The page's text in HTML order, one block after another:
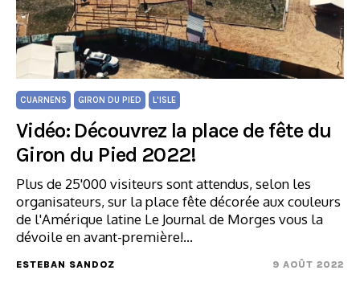
CUARNENS GIRON DU PIED L'ISLE
Vidéo: Découvrez la place de fête du
Giron du Pied 2022!
Plus de 25'000 visiteurs sont attendus, selon les
organisateurs, sur la place fête décorée aux couleurs
de l'Amérique latine Le Journal de Morges vous la
dévoile en avant-première!…
ESTEBAN SANDOZ 9 AOÛT 2022